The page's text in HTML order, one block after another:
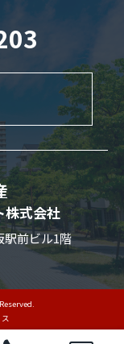
株式会社
駅前ビル1階